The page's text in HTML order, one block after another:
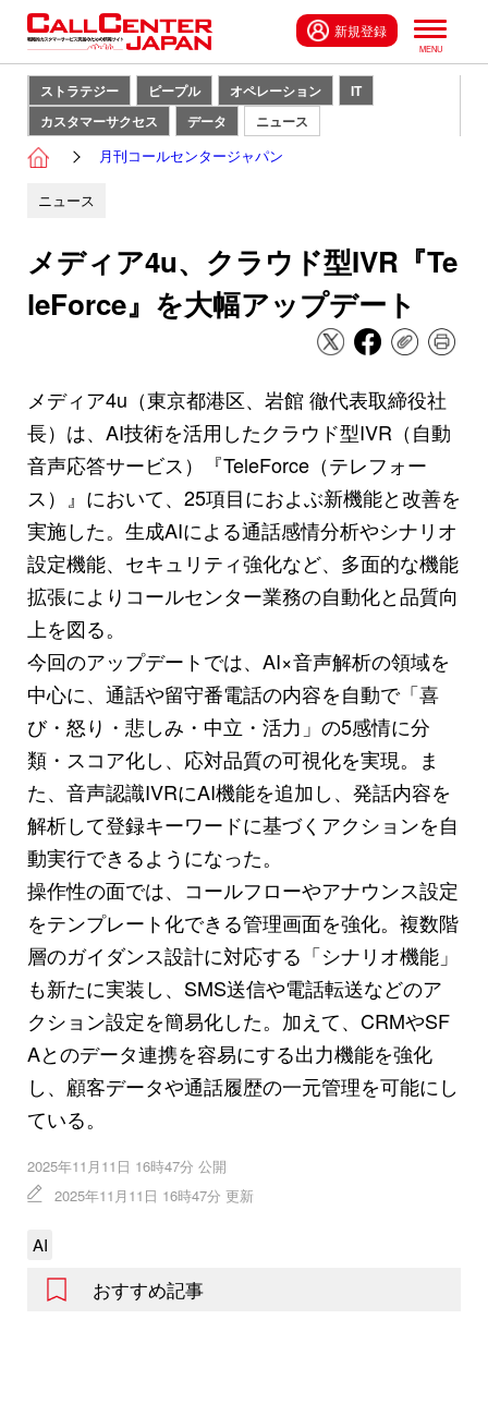
新規登録
ストラテジー ピープル オペレーション
IT
カスタマーサクセス
データ ニュース
月刊コールセンタージャパン
ニュース
メディア4u、クラウド型IVR『Te
leForce』を大幅アップデート
メディア4u（東京都港区、岩館 徹代表取締役社
長）は、AI技術を活用したクラウド型IVR（自動
音声応答サービス）『TeleForce（テレフォー
ス）』において、25項目におよぶ新機能と改善を
実施した。生成AIによる通話感情分析やシナリオ
設定機能、セキュリティ強化など、多面的な機能
拡張によりコールセンター業務の自動化と品質向
上を図る。
今回のアップデートでは、AI×音声解析の領域を
中心に、通話や留守番電話の内容を自動で「喜
び・怒り・悲しみ・中立・活力」の5感情に分
類・スコア化し、応対品質の可視化を実現。ま
た、音声認識IVRにAI機能を追加し、発話内容を
解析して登録キーワードに基づくアクションを自
動実行できるようになった。
操作性の面では、コールフローやアナウンス設定
をテンプレート化できる管理画面を強化。複数階
層のガイダンス設計に対応する「シナリオ機能」
も新たに実装し、SMS送信や電話転送などのア
クション設定を簡易化した。加えて、CRMやSF
Aとのデータ連携を容易にする出力機能を強化
し、顧客データや通話履歴の一元管理を可能にし
ている。
2025年11月11日 16時47分 公開
2025年11月11日 16時47分 更新
AI
おすすめ記事